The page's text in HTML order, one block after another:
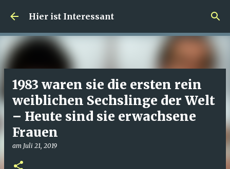
Direkt zum Hauptbereich
Hier ist Interessant
1983 waren sie die ersten rein
weiblichen Sechslinge der Welt
– Heute sind sie erwachsene
Frauen
am Juli 21, 2019